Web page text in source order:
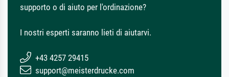
supporto o di aiuto per l'ordinazione?
I nostri esperti saranno lieti di aiutarvi.
+43 4257 29415
support@meisterdrucke.com